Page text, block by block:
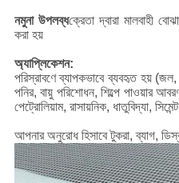
নমুনা উপলব্ধক্রেতা দ্বারা মালবাহী
করা হয়
অ্যাপ্লিকেশন:
পরিস্রাবণে ব্যাপকভাবে ব্যবহৃত হয়
পনির, বায়ু পরিশোধন, শিল্পে পাওয়ার
পেট্রোলিয়াম, রাসায়নিক, ধাতুবিদ্যা,
আপনার অনুরোধ হিসাবে টুকরা, ব্যাগ,